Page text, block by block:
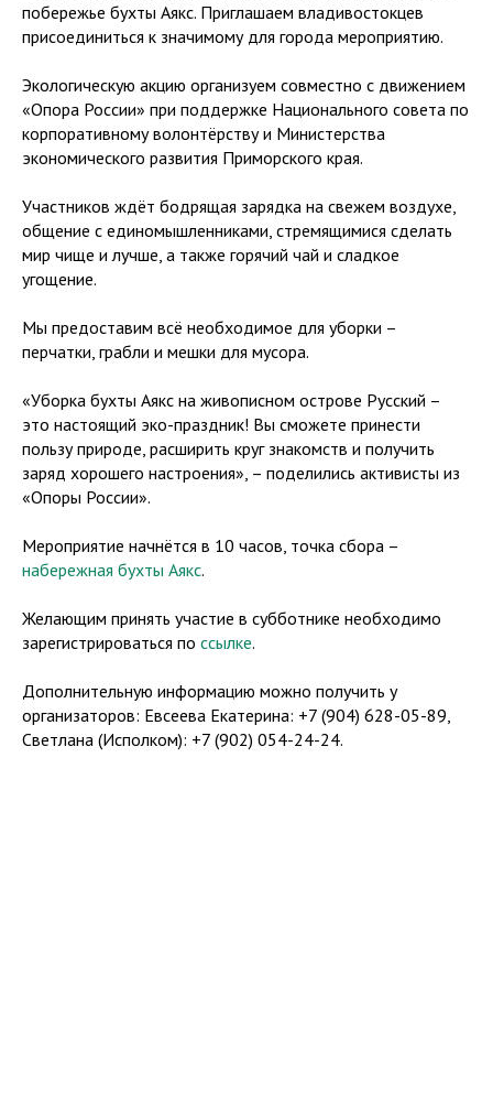
побережье бухты Аякс. Приглашаем владивостокцев
присоединиться к значимому для города мероприятию.
Экологическую акцию организуем совместно с движением
«Опора России» при поддержке Национального совета по
корпоративному волонтёрству и Министерства
экономического развития Приморского края.
Участников ждёт бодрящая зарядка на свежем воздухе,
общение с единомышленниками, стремящимися сделать
мир чище и лучше, а также горячий чай и сладкое
угощение.
Мы предоставим всё необходимое для уборки –
перчатки, грабли и мешки для мусора.
«Уборка бухты Аякс на живописном острове Русский –
это настоящий эко-праздник! Вы сможете принести
пользу природе, расширить круг знакомств и получить
заряд хорошего настроения», – поделились активисты из
«Опоры России».
Мероприятие начнётся в 10 часов, точка сбора –
набережная бухты Аякс.
Желающим принять участие в субботнике необходимо
зарегистрироваться по ссылке.
Дополнительную информацию можно получить у
организаторов: Евсеева Екатерина: +7 (904) 628-05-89,
Светлана (Исполком): +7 (902) 054-24-24.